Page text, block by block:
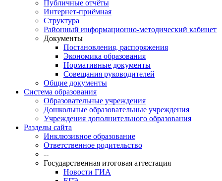
Публичные отчёты
Интернет-приёмная
Структура
Районный информационно-методический кабинет
Документы
Постановления, распоряжения
Экономика образования
Нормативные документы
Совещания руководителей
Общие документы
Система образования
Образовательные учреждения
Дошкольные образовательные учреждения
Учреждения дополнительного образования
Разделы сайта
Инклюзивное образование
Ответственное родительство
--
Государственная итоговая аттестация
Новости ГИА